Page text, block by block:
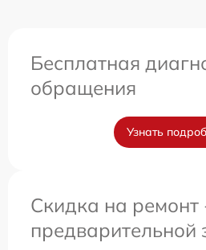
Бесплатная
обращения
Узнать
Скидка на ремонт
предварительной